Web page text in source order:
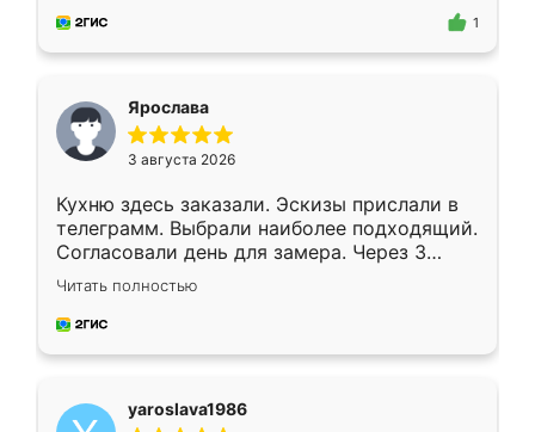
предложил по моему эскизу самый
1
Ярослава
3 августа 2026
Кухню здесь заказали. Эскизы прислали в
телеграмм. Выбрали наиболее подходящий.
Согласовали день для замера. Через 3
недели кухня была уже готова. Остались
довольны работой. Спасибо Ренессанс
мебель за качественную работу!
Читать полностью
yaroslava1986